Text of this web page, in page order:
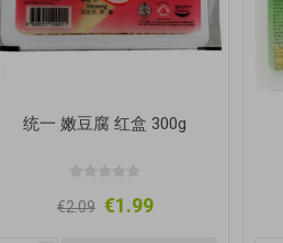
统一 嫩豆腐 红盒 300g
€2.09 €1.99